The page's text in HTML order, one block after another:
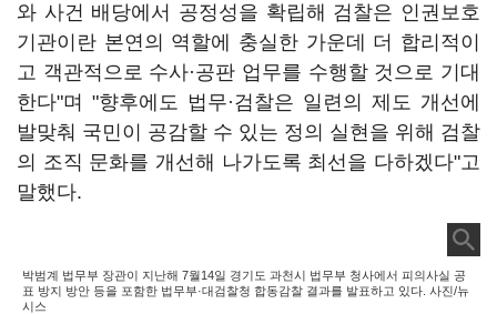
와 사건 배당에서 공정성을 확립해 검찰은 인권보호
기관이란 본연의 역할에 충실한 가운데 더 합리적이
고 객관적으로 수사·공판 업무를 수행할 것으로 기대
한다"며 "향후에도 법무·검찰은 일련의 제도 개선에
발맞춰 국민이 공감할 수 있는 정의 실현을 위해 검찰
의 조직 문화를 개선해 나가도록 최선을 다하겠다"고
말했다.
박범계 법무부 장관이 지난해 7월14일 경기도 과천시 법무부 청사에서 피의사실 공
표 방지 방안 등을 포함한 법무부·대검찰청 합동감찰 결과를 발표하고 있다. 사진/뉴
시스